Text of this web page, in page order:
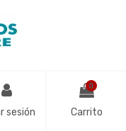
sesión
0
Carrito